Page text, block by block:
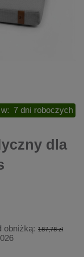
7 dni roboczych
dla
obniżką: 187,78 zł